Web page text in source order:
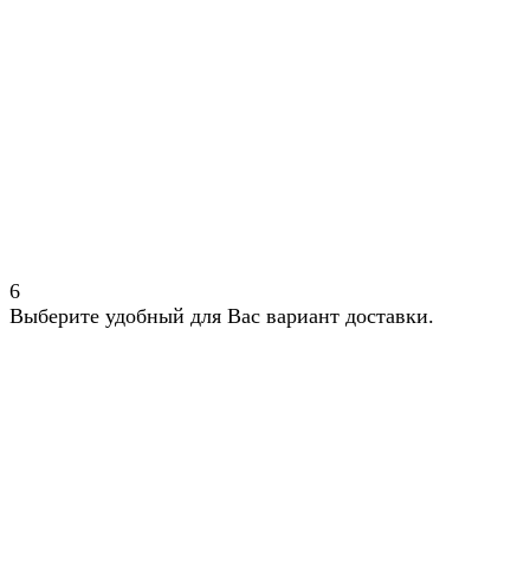
6
Выберите удобный для Вас вариант доставки.